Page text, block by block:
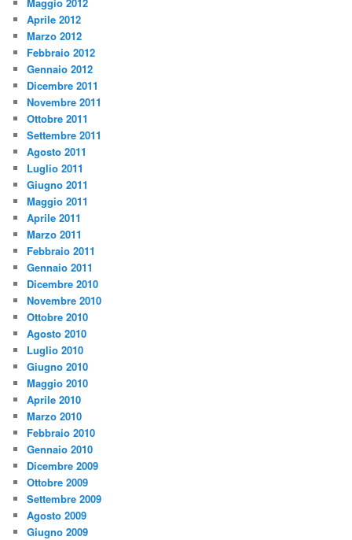
Aprile 2012
Marzo 2012
Febbraio 2012
Gennaio 2012
Dicembre 2011
Novembre 2011
Ottobre 2011
Settembre 2011
Agosto 2011
Luglio 2011
Giugno 2011
Maggio 2011
Aprile 2011
Marzo 2011
Febbraio 2011
Gennaio 2011
Dicembre 2010
Novembre 2010
Ottobre 2010
Agosto 2010
Luglio 2010
Giugno 2010
Maggio 2010
Aprile 2010
Marzo 2010
Febbraio 2010
Gennaio 2010
Dicembre 2009
Ottobre 2009
Settembre 2009
Agosto 2009
Giugno 2009